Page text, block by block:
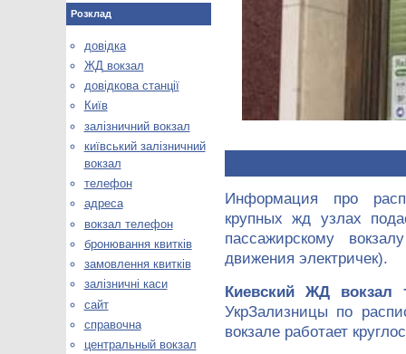
Информация про
крупных жд узлах
пассажирскому
движения электричек).
Киевский ЖД вокзал
УкрЗализницы по
вокзале работает
Розклад
довідка
ЖД вокзал
довідкова станції
Київ
залізничний вокзал
київський залізничний
вокзал
телефон
адреса
вокзал телефон
бронювання квитків
замовлення квитків
залізничні каси
сайт
справочна
центральный вокзал